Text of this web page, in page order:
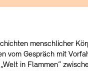
menschlicher
vom Gespräch mit
in Flammen“